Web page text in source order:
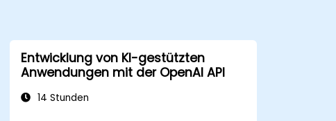
Entwicklung von KI-gestützten
Anwendungen mit der OpenAI API
14 Stunden